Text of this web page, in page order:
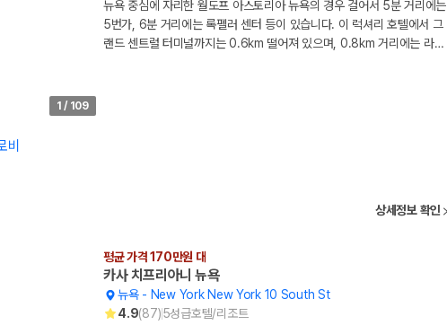
1 / 109
뉴욕 중심에 자리한 월도프 아스토리아 뉴욕의 경우 걸어서 5분 거리에는
5번가, 6분 거리에는 록펠러 센터 등이 있습니다. 이 럭셔리 호텔에서 그
랜드 센트럴 터미널까지는 0.6km 떨어져 있으며, 0.8km 거리에는 라…
상세정보 확인
평균 가격 170만원 대
카사 치프리아니 뉴욕
뉴욕- New York New York 10 South St
4.9(87)5성급호텔/리조트